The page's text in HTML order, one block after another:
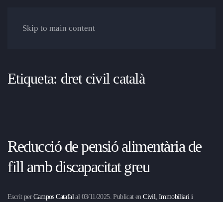
Skip to main content
Etiqueta: dret civil català
Reducció de pensió alimentària de
fill amb discapacitat greu
Escrit perCampos Catafalal 03/11/2025. Publicat enCivil, Immobiliari i